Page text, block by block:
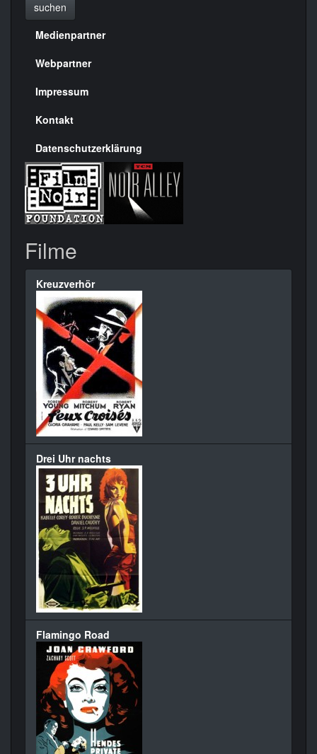
suchen
Menülinks
rechte
Seite
Medienpartner
Webpartner
Impressum
Kontakt
Datenschutzerklärung
Filme
Kreuzverhör
Drei Uhr nachts
Flamingo Road